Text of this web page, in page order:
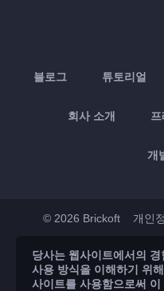
블로그 튜토리얼
회사 소개
개
© 2026 Brickoft 개인
App Store
당사는 웹사이트에서의
사용 방식을 이해하기 위
사이트를 사용함으로써 이